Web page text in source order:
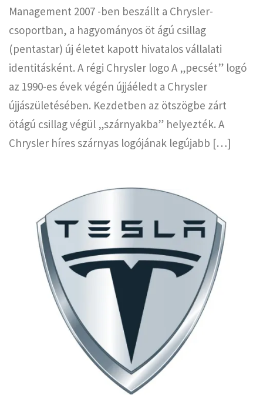
Management 2007 -ben beszállt a Chrysler-
csoportban, a hagyományos öt ágú csillag
(pentastar) új életet kapott hivatalos vállalati
identitásként. A régi Chrysler logo A „pecsét” logó
az 1990-es évek végén újjáéledt a Chrysler
újjászületésében. Kezdetben az ötszögbe zárt
ötágú csillag végül „szárnyakba” helyezték. A
Chrysler híres szárnyas logójának legújabb […]